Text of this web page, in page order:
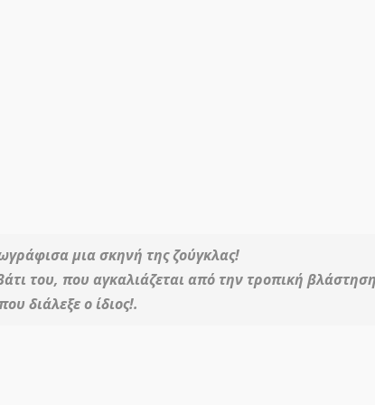
μια σκηνή της ζούγκλας!
του, που αγκαλιάζεται από την τροπική
διάλεξε ο ίδιος!.